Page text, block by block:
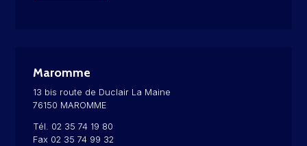
Maromme
13 bis route de Duclair La Maine
76150 MAROMME
Tél. 02 35 74 19 80
Fax 02 35 74 99 32